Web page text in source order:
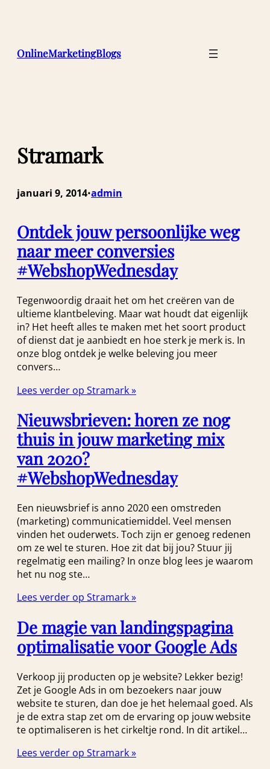
inhoud
OnlineMarketingBlogs
Stramark
januari 9, 2014•admin
Ontdek jouw persoonlijke weg
naar meer conversies
#WebshopWednesday
Tegenwoordig draait het om het creëren van de
ultieme klantbeleving. Maar wat houdt dat eigenlijk
in? Het heeft alles te maken met het soort product
of dienst dat je aanbiedt en hoe sterk je merk is. In
onze blog ontdek je welke beleving jou meer
convers…
Lees verder op Stramark »
Nieuwsbrieven: horen ze nog
thuis in jouw marketing mix
van 2020?
#WebshopWednesday
Een nieuwsbrief is anno 2020 een omstreden
(marketing) communicatiemiddel. Veel mensen
vinden het ouderwets. Toch zijn er genoeg redenen
om ze wel te sturen. Hoe zit dat bij jou? Stuur jij
regelmatig een mailing? In onze blog lees je waarom
het nu nog ste…
Lees verder op Stramark »
De magie van landingspagina
optimalisatie voor Google Ads
Verkoop jij producten op je website? Lekker bezig!
Zet je Google Ads in om bezoekers naar jouw
website te sturen, dan doe je het helemaal goed. Als
je de extra stap zet om de ervaring op jouw website
te optimaliseren is het cirkeltje rond. In dit artikel…
Lees verder op Stramark »